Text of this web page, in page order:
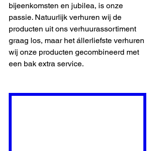
bijeenkomsten en jubilea, is onze
passie. Natuurlijk verhuren wij de
producten uit ons verhuurassortiment
graag los, maar het állerliefste verhuren
wij onze producten gecombineerd met
een bak extra service.